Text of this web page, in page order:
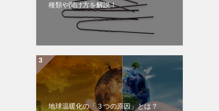
種類や開け方を解説！
地球温暖化の「３つの原因」とは？